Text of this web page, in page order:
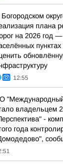
плана
на 2026 год —
12:55
"Международный
владельцем
-
года